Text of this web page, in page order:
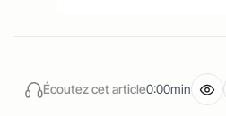
Écoutez cet article0:00min